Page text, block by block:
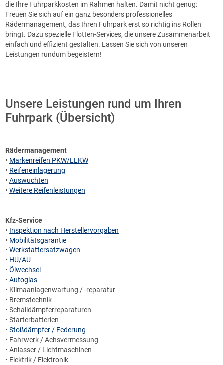
die Ihre Fuhrparkkosten im Rahmen halten. Damit nicht genug:
Freuen Sie sich auf ein ganz besonders professionelles
Rädermanagement, das Ihren Fuhrpark erst so richtig ins Rollen
bringt. Dazu spezielle Flotten-Services, die unsere Zusammenarbeit
einfach und effizient gestalten. Lassen Sie sich von unseren
Leistungen rundum begeistern!
Unsere Leistungen rund um Ihren
Fuhrpark (Übersicht)
Rädermanagement
• Markenreifen PKW/LLKW
• Reifeneinlagerung
•Auswuchten
•Weitere Reifenleistungen
Kfz-Service
• Inspektion nach Herstellervorgaben
• Mobilitätsgarantie
•Werkstattersatzwagen
• HU/AU
•Ölwechsel
•Autoglas
• Klimaanlagenwartung / -reparatur
• Bremstechnik
• Schalldämpferreparaturen
• Starterbatterien
•Stoßdämpfer / Federung
• Fahrwerk / Achsvermessung
• Anlasser / Lichtmaschinen
• Elektrik / Elektronik